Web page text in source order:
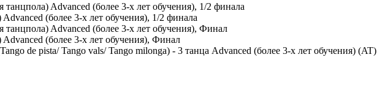
Advanced (более 3-х лет обучения), 1/2 финала
(более 3-х лет обучения), 1/2 финала
Advanced (более 3-х лет обучения), Финал
(более 3-х лет обучения), Финал
de pista/ Tango vals/ Tango milonga) - 3 танца Advanced (более 3-х лет обучения) (AT)